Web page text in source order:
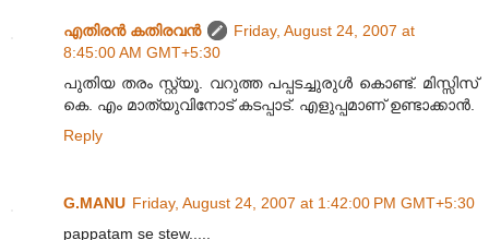
എതിരന്‍ കതിരവന്‍
Friday, August 24, 2007 at
8:45:00 AM GMT+5:30
പുതിയ തരം സ്റ്റ്യൂ. വറുത്ത പപ്പടച്ചുരുള്‍ കൊണ്ട്. മിസ്സിസ്
കെ. എം മാത്യുവിനോട് കടപ്പാട്. എളുപ്പമാണ് ഉണ്ടാക്കാന്‍.
Reply
G.MANU Friday, August 24, 2007 at 1:42:00 PM GMT+5:30
pappatam se stew.....